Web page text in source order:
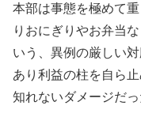
本部は事態を極めて
りおにぎりやお弁当
いう、異例の厳しい
あり利益の柱を自ら
知れないダメージだっ